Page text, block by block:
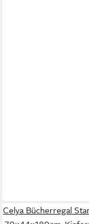
Celya Bücherregal